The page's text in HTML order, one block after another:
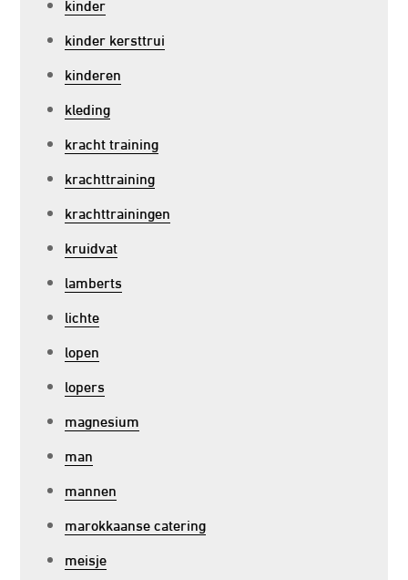
kinder kersttrui
kinderen
kleding
kracht training
krachttraining
krachttrainingen
kruidvat
lamberts
lichte
lopen
lopers
magnesium
man
mannen
marokkaanse catering
meisje